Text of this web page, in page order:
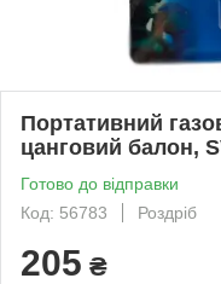
Портативний
цанговий балон,
Готово до відправки
Код: 56783
Роздріб
205 ₴